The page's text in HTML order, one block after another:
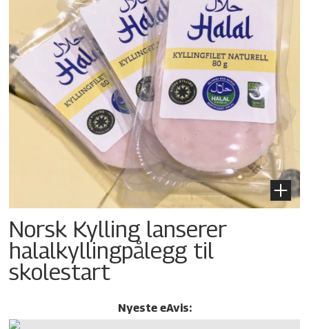
Norsk Kylling lanserer
halalkylling­pålegg til
skolestart
Nyeste eAvis: